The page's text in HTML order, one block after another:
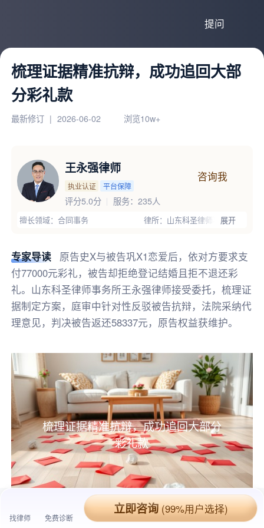
提问
梳理证据精准抗辩，成功追回大部
分彩礼款
最新修订 | 2026-06-02 浏览10w+
王永强律师
执业认证 平台保障
咨询我
评分5.0分 服务： 235人
擅长领域：合同事务
律所：山东科圣律师事务所
展开
专家导读
原告史X与被告巩X1恋爱后，依对方要求支
付77000元彩礼，被告却拒绝登记结婚且拒不退还彩
礼。山东科圣律师事务所王永强律师接受委托，梳理证
据制定方案，庭审中针对性反驳被告抗辩，法院采纳代
理意见，判决被告返还58337元，原告权益获维护。
梳理证据精准抗辩，成功追回大部分
彩礼款
找律师 免费诊断
立即咨询(99%用户选择)